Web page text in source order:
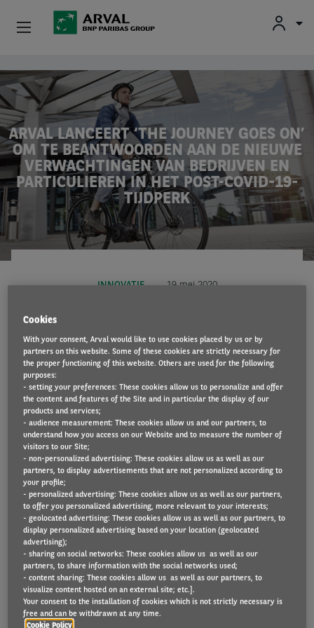
Overslaan en naar de inhoud gaan
ARVAL LANCEERT ‘THE JOURNEY GOES ON’
OM TE BEANTWOORDEN AAN DE NIEUWE
VERWACHTINGEN VAN BEDRIJVEN EN
PARTICULIEREN IN HET POST-COVID-19-
TIJDPERK
INNOVATIE 19 mei 2020
ARVAL LANCEERT ‘THE
JOURNEY GOES ON’ OM TE
BEANTWOORDEN AAN DE
NIEUWE VERWACHTINGEN
VAN BEDRIJVEN EN
PARTICULIEREN IN HET
POST-COVID-19-TIJDPERK
Particulieren
Kmo's & Zelfstandigen
Corporate
Tweedehands Wagens
Over Arval
Bestuurders
Cookies
With your consent, Arval would like to use cookies placed by us or by
partners on this website. Some of these cookies are strictly necessary for
the proper functioning of this website. Others are used for the following
purposes:
- setting your preferences: These cookies allow us to personalize and offer
the content and features of the Site and in particular the display of our
products and services;
- audience measurement: These cookies allow us and our partners, to
understand how you access on our Website and to measure the number of
visitors to our Site;
- non-personalized advertising: These cookies allow us as well as our
partners, to display advertisements that are not personalized according to
your profile;
- personalized advertising: These cookies allow us as well as our partners,
to offer you personalized advertising, more relevant to your interests;
- geolocated advertising: These cookies allow us as well as our partners, to
display personalized advertising based on your location (geolocated
advertising);
- sharing on social networks: These cookies allow us as well as our
partners, to share information with the social networks used;
- content sharing: These cookies allow us as well as our partners, to
visualize content hosted on an external site; etc.].
Your consent to the installation of cookies which is not strictly necessary is
free and can be withdrawn at any time.
Cookie Policy